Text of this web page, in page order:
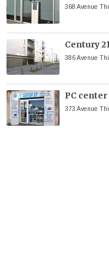
368 Avenue
Century
386 Avenue
PC center
373 Avenue